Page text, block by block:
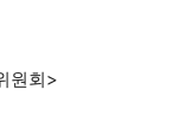
원회>